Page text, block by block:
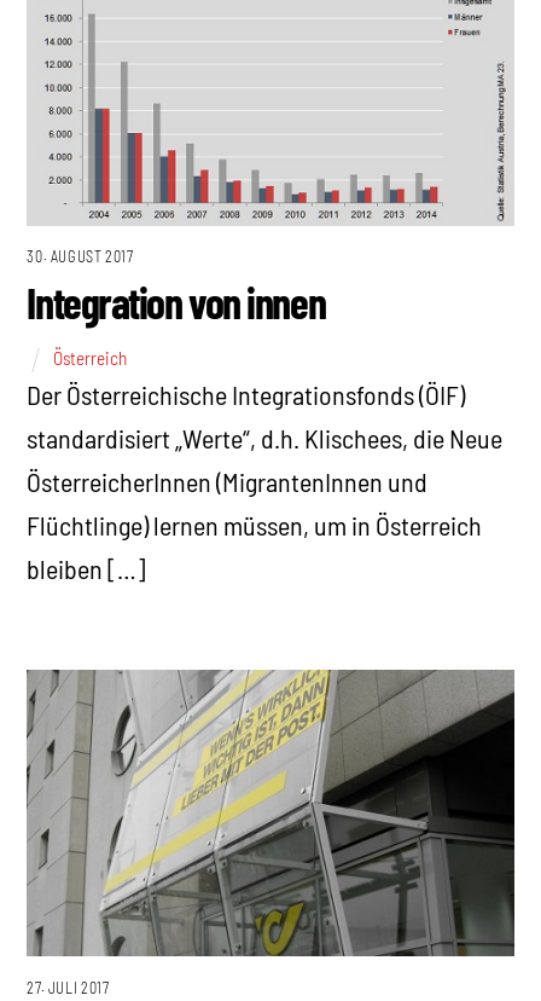
30. AUGUST 2017
Integration von innen
Österreich
Der Österreichische Integrationsfonds (ÖIF)
standardisiert „Werte“, d.h. Klischees, die Neue
ÖsterreicherInnen (MigrantenInnen und
Flüchtlinge) lernen müssen, um in Österreich
bleiben […]
27. JULI 2017